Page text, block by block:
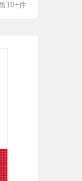
10+件